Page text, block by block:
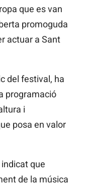
que es van
promoguda
actuar a Sant
del festival, ha
programació
i
posa en valor
que
de la música